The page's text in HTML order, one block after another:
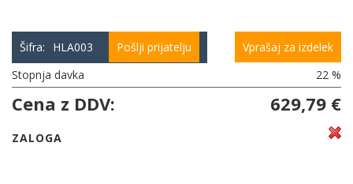
Šifra: HLA003 Vprašaj za izdelek
Pošlji prijatelju
Stopnja davka
22 %
Cena z DDV: 629,79 €
ZALOGA